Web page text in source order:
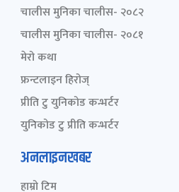
चालीस मुनिका चालीस- २०८२
चालीस मुनिका चालीस- २०८१
मेरो कथा
फ्रन्टलाइन हिरोज्
प्रीति टु युनिकोड कन्भर्टर
युनिकोड टु प्रीति कन्भर्टर
अनलाइनखबर
हाम्रो टिम